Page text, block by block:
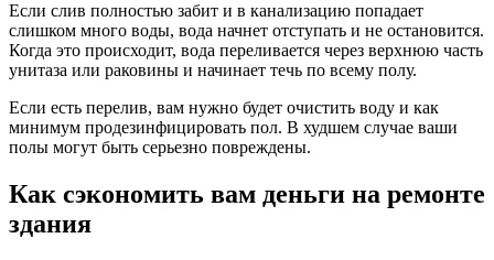
Если слив полностью забит и в канализацию попадает
слишком много воды, вода начнет отступать и не остановится.
Когда это происходит, вода переливается через верхнюю часть
унитаза или раковины и начинает течь по всему полу.
Если есть перелив, вам нужно будет очистить воду и как
минимум продезинфицировать пол. В худшем случае ваши
полы могут быть серьезно повреждены.
Как сэкономить вам деньги на ремонте
здания